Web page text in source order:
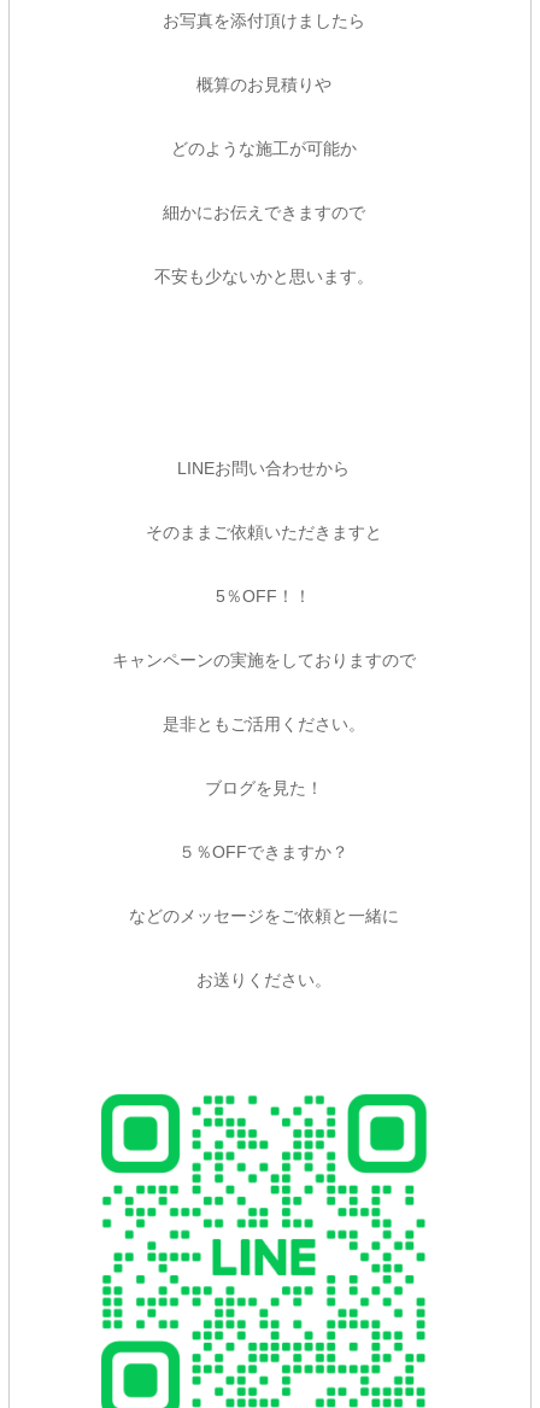
お写真を添付頂けましたら
概算のお見積りや
どのような施工が可能か
細かにお伝えできますので
不安も少ないかと思います。
LINEお問い合わせから
そのままご依頼いただきますと
5％OFF！！
キャンペーンの実施をしておりますので
是非ともご活用ください。
ブログを見た！
５％OFFできますか？
などのメッセージをご依頼と一緒に
お送りください。